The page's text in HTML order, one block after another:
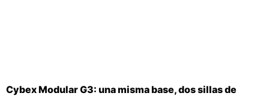
Cybex Modular G3: una misma base, dos sillas de